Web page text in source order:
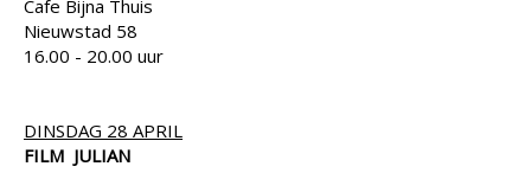
Cafe Bijna Thuis
Nieuwstad 58
16.00 - 20.00 uur
DINSDAG 28 APRIL
FILM JULIAN